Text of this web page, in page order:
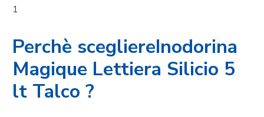
1
Perchè scegliereInodorina
Magique Lettiera Silicio 5
lt Talco ?